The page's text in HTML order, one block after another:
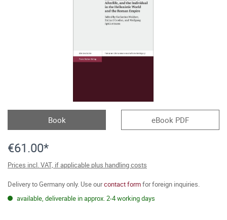
Book eBook PDF
€61.00*
Prices incl. VAT, if applicable plus handling costs
Delivery to Germany only. Use ourcontact formfor foreign inquiries.
available, deliverable in approx. 2-4 working days